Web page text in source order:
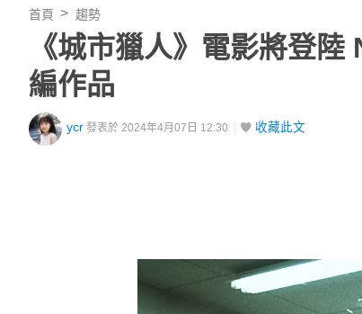
首頁 趨勢
《城市獵人》電影將登
編作品
ycr 發表於 2024年4月07日 12:30 收藏此文